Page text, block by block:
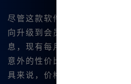
尽管这款软件内有许多免费的.
向升级到会员以获得更多的绘
息，现有每月最低仅需9.9元的
意外的性价比！对于一个月能
具来说，价格|真的是太|划算了